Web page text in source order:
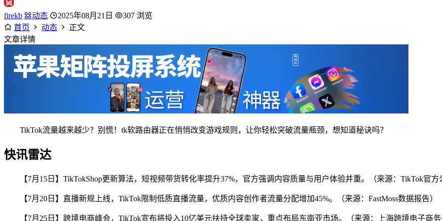
firekb 动态 2025年08月21日
307 浏览
首页
动态
正文
文章详情
TikTok流量越来越少？别慌！tk软路由器正在悄悄改变游戏规则，让你轻松突破流量瓶颈，想知道秘诀吗？
快讯雷达
【7月15日】TikTokShop更新算法，短视频带货转化率提升37%，官方强调内容质量与用户体验并重。（来源：TikTok官方
【7月20日】直播新规上线，TikTok限制低质直播流量，优质内容创作者流量分配增加45%。（来源：FastMoss数据报告）
【7月25日】跨境电商峰会，TikTok宣布将投入10亿美元扶持全球卖家，重点布局东南亚市场。（来源：上海跨境电子商务